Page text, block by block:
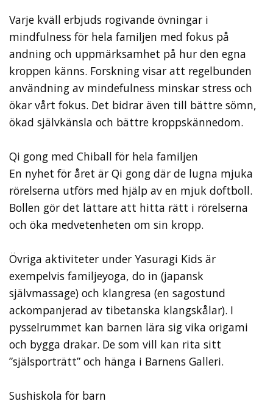
Varje kväll erbjuds rogivande övningar i
mindfulness för hela familjen med fokus på
andning och uppmärksamhet på hur den egna
kroppen känns. Forskning visar att regelbunden
användning av mindefulness minskar stress och
ökar vårt fokus. Det bidrar även till bättre sömn,
ökad självkänsla och bättre kroppskännedom.
Qi gong med Chiball för hela familjen
En nyhet för året är Qi gong där de lugna mjuka
rörelserna utförs med hjälp av en mjuk doftboll.
Bollen gör det lättare att hitta rätt i rörelserna
och öka medvetenheten om sin kropp.
Övriga aktiviteter under Yasuragi Kids är
exempelvis familjeyoga, do in (japansk
självmassage) och klangresa (en sagostund
ackompanjerad av tibetanska klangskålar). I
pysselrummet kan barnen lära sig vika origami
och bygga drakar. De som vill kan rita sitt
”själsporträtt” och hänga i Barnens Galleri.
Sushiskola för barn